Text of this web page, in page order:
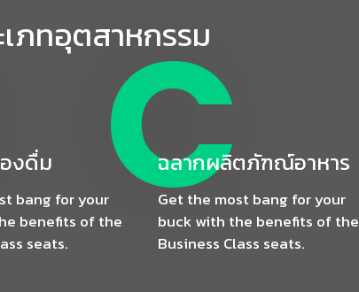
ภทอุตสาหกรรม
งดื่ม
bang for your
benefits of the
seats.
C
ฉลากผลิตภัฑณ์อาหาร
Get the most bang for your
buck with the benefits of the
Business Class seats.